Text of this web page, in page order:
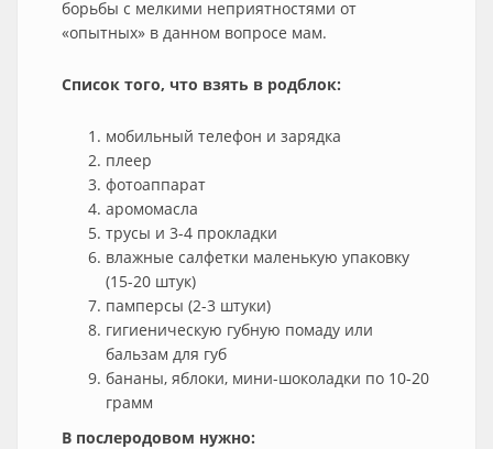
борьбы с мелкими неприятностями от
«опытных» в данном вопросе мам.
Список того, что взять в родблок:
мобильный телефон и зарядка
плеер
фотоаппарат
аромомасла
трусы и 3-4 прокладки
влажные салфетки маленькую упаковку
(15-20 штук)
памперсы (2-3 штуки)
гигиеническую губную помаду или
бальзам для губ
бананы, яблоки, мини-шоколадки по 10-20
грамм
В послеродовом нужно: